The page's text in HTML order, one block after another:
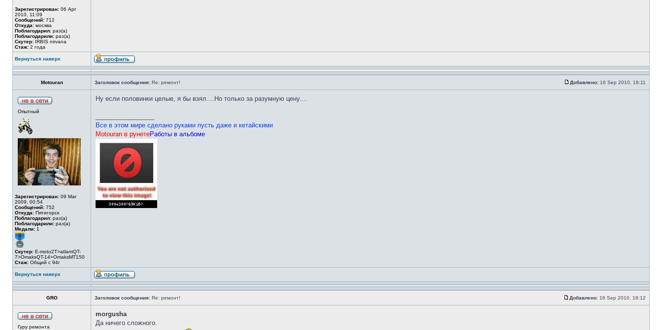
Зарегистрирован: 06 Apr
2010, 11:09
Сообщений: 712
Откуда: москва
Поблагодарил: раз(а)
Поблагодарили: раз(а)
Скутер: IRBIS nirvana
Стаж: 2 года
Вернуться наверх
Motouran Заголовок сообщения: Re: ремонт! Добавлено: 16 Sep 2010, 18:11
Опытный
Зарегистрирован: 09 Mar
2009, 00:54
Сообщений: 752
Откуда: Пятигорск
Поблагодарил: раз(а)
Поблагодарили: раз(а)
Медали: 1
Скутер: E-moto2T>atlantQT-
7>OmaksQT-14>OmaksMT150
Стаж: Общий с 94г
Ну если половинки целые, я бы взял....Но только за разумную цену....
Все в этом мире сделано руками пусть даже и кетайскими
Motouran в рунетеРаботы в альбоме
Вернуться наверх
GRO Заголовок сообщения: Re: ремонт! Добавлено: 16 Sep 2010, 18:12
Гуру ремонта
morgusha
Да ничего сложного.